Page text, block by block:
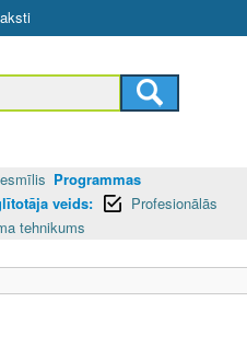
Programmas
veids:
Profesionālās
tehnikums